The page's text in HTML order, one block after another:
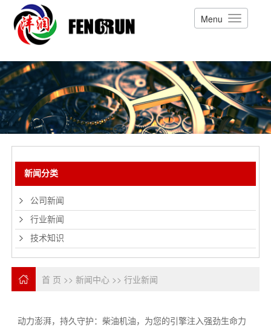
Menu
新闻分类
公司新闻
行业新闻
技术知识
首 页 >> 新闻中心>> 行业新闻
动力澎湃，持久守护：柴油机油，为您的引擎注入强劲生命力